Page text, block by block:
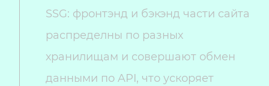
SSG: фронтэнд и бэкэнд части сайта
распределны по разных
хранилищам и совершают обмен
данными по API, что ускоряет